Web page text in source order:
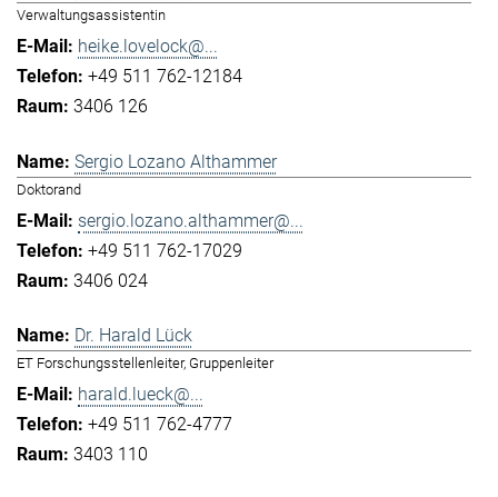
Verwaltungsassistentin
heike.lovelock@...
+49 511 762-12184
3406 126
Sergio Lozano Althammer
Doktorand
sergio.lozano.althammer@...
+49 511 762-17029
3406 024
Dr. Harald Lück
ET Forschungsstellenleiter, Gruppenleiter
harald.lueck@...
+49 511 762-4777
3403 110